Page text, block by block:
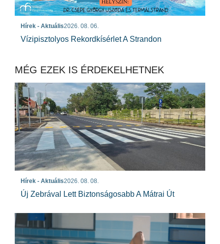
Hírek - Aktuális2026. 08. 06.
Vízipisztolyos Rekordkísérlet A Strandon
MÉG EZEK IS ÉRDEKELHETNEK
Hírek - Aktuális2026. 08. 08.
Új Zebrával Lett Biztonságosabb A Mátrai Út